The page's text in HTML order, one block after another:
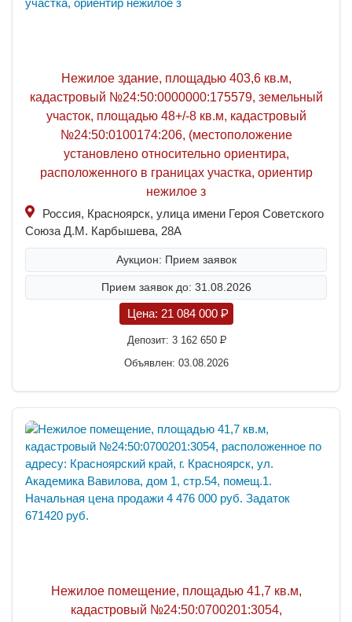
Нежилое здание, площадью 403,6 кв.м,
кадастровый №24:50:0000000:175579, земельный
участок, площадью 48+/-8 кв.м, кадастровый
№24:50:0100174:206, (местоположение
установлено относительно ориентира,
расположенного в границах участка, ориентир
нежилое з
Россия, Красноярск, улица имени Героя Советского
Союза Д.М. Карбышева, 28А
Аукцион: Прием заявок
Прием заявок до: 31.08.2026
Цена: 21 084 000 P
Депозит: 3 162 650P
Объявлен: 03.08.2026
Нежилое помещение, площадью 41,7 кв.м,
кадастровый №24:50:0700201:3054,